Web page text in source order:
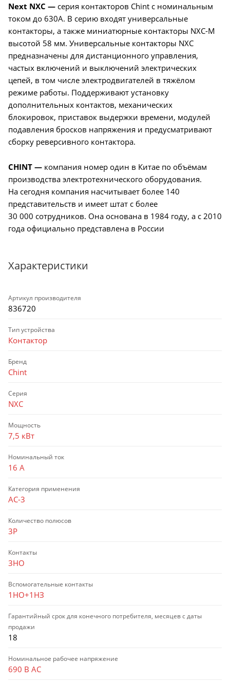
Next NXC — серия контакторов Chint с номинальным
током до 630А. В серию входят универсальные
контакторы, а также миниатюрные контакторы NXC-M
высотой 58 мм. Универсальные контакторы NXC
предназначены для дистанционного управления,
частых включений и выключений электрических
цепей, в том числе электродвигателей в тяжёлом
режиме работы. Поддерживают установку
дополнительных контактов, механических
блокировок, приставок выдержки времени, модулей
подавления бросков напряжения и предусматривают
сборку реверсивного контактора.
CHINT — компания номер один в Китае по объёмам
производства электротехнического оборудования.
На сегодня компания насчитывает более 140
представительств и имеет штат с более
30 000 сотрудников. Она основана в 1984 году, а с 2010
года официально представлена в России
Характеристики
Артикул производителя
836720
Тип устройства
Контактор
Бренд
Chint
Серия
NXC
Мощность
7,5 кВт
Номинальный ток
16 А
Категория применения
AC-3
Количество полюсов
3P
Контакты
3НО
Вспомогательные контакты
1НО+1НЗ
Гарантийный срок для конечного потребителя, месяцев с даты
продажи
18
Номинальное рабочее напряжение
690 В AC